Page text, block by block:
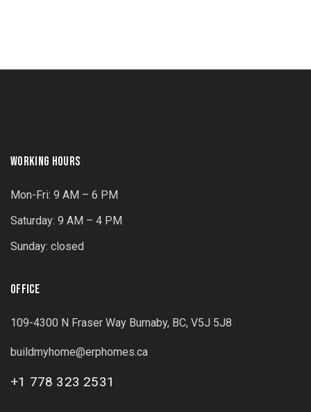
WORKING HOURS
Mon-Fri: 9 AM – 6 PM
Saturday: 9 AM – 4 PM
Sunday: closed
OFFICE
109-4300 N Fraser Way Burnaby, BC, V5J 5J8
buildmyhome@erphomes.ca
+1 778 323 2531